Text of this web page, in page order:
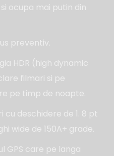
ocupa mai putin din
preventiv.
HDR (high dynamic
filmari si pe
pe timp de noapte.
cu deschidere de 1. 8 pt
wide de 150A+ grade.
GPS care pe langa